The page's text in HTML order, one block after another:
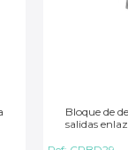
Bloque de
salidas